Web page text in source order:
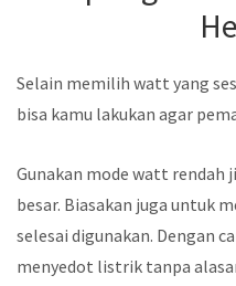
Selain memilih watt yang
bisa kamu lakukan agar
Gunakan mode watt
besar. Biasakan juga untuk
selesai digunakan. Dengan
menyedot listrik tanpa